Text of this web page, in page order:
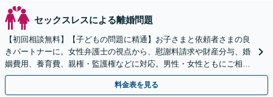
セックスレスによる離婚問題
【初回相談無料】【子どもの問題に精通】お子さまと依頼者さまの良
きパートナーに。女性弁護士の視点から、慰謝料請求や財産分与、婚
姻費用、養育費、親権・監護権などに対応。男性・女性ともにご相談
を！【子連れ相談可】【博多駅6分】
料金表を見る